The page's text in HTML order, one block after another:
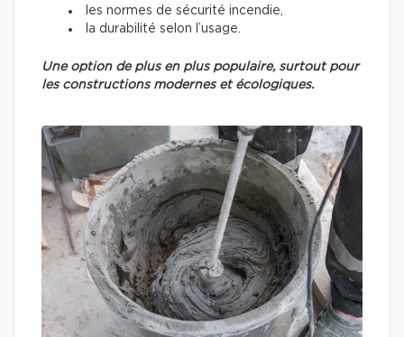
les normes de sécurité incendie,
la durabilité selon l’usage.
Une option de plus en plus populaire, surtout pour
les constructions modernes et écologiques.